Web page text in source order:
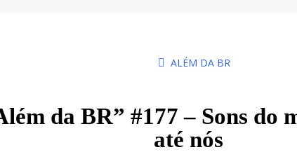
ALÉM DA BR
da BR” #177 – Sons do
até nós